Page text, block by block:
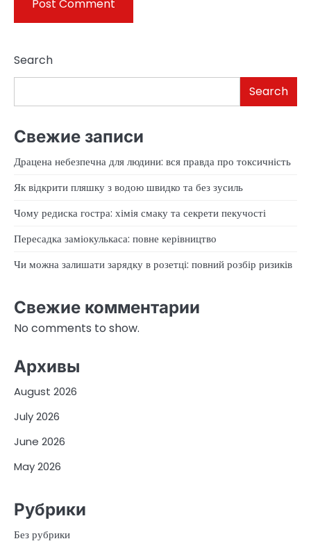
Search
Search
Свежие записи
Драцена небезпечна для людини: вся правда про токсичність
Як відкрити пляшку з водою швидко та без зусиль
Чому редиска гостра: хімія смаку та секрети пекучості
Пересадка заміокулькаса: повне керівництво
Чи можна залишати зарядку в розетці: повний розбір ризиків
Свежие комментарии
No comments to show.
Архивы
August 2026
July 2026
June 2026
May 2026
Рубрики
Без рубрики